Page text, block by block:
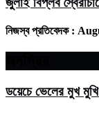
নিজস্ব প্রতিবেদক :
ডয়েচে ভেলের মুখ